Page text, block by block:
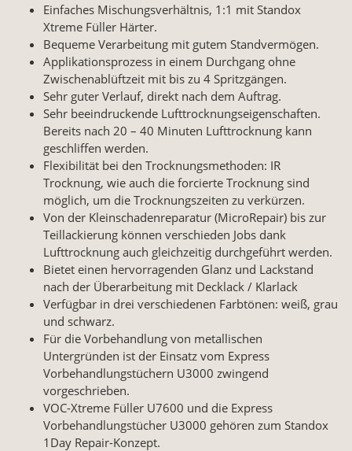
Einfaches Mischungsverhältnis, 1:1 mit Standox
Xtreme Füller Härter.
Bequeme Verarbeitung mit gutem Standvermögen.
Applikationsprozess in einem Durchgang ohne
Zwischenablüftzeit mit bis zu 4 Spritzgängen.
Sehr guter Verlauf, direkt nach dem Auftrag.
Sehr beeindruckende Lufttrocknungseigenschaften.
Bereits nach 20 – 40 Minuten Lufttrocknung kann
geschliffen werden.
Flexibilität bei den Trocknungsmethoden: IR
Trocknung, wie auch die forcierte Trocknung sind
möglich, um die Trocknungszeiten zu verkürzen.
Von der Kleinschadenreparatur (MicroRepair) bis zur
Teillackierung können verschieden Jobs dank
Lufttrocknung auch gleichzeitig durchgeführt werden.
Bietet einen hervorragenden Glanz und Lackstand
nach der Überarbeitung mit Decklack / Klarlack
Verfügbar in drei verschiedenen Farbtönen: weiß, grau
und schwarz.
Für die Vorbehandlung von metallischen
Untergründen ist der Einsatz vom Express
Vorbehandlungstüchern U3000 zwingend
vorgeschrieben.
VOC-Xtreme Füller U7600 und die Express
Vorbehandlungstücher U3000 gehören zum Standox
1Day Repair-Konzept.